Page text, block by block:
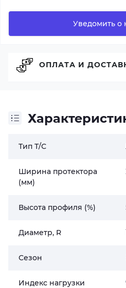
Уведомить о
Тип Т/С
Ширина протектора
(мм)
Высота профиля (%)
Диаметр, R
Сезон
Индекс нагрузки
ОПЛАТА И